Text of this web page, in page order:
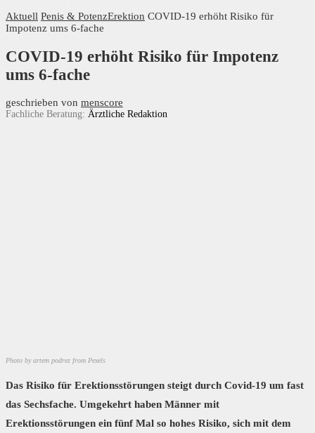
Aktuell Penis & PotenzErektion COVID-19 erhöht Risiko für
Impotenz ums 6-fache
COVID-19 erhöht Risiko für Impotenz
ums 6-fache
geschrieben von menscore
Fachliche Beratung: Ärztliche Redaktion
Photo by artem podrez from Pexels
Das Risiko für Erektionsstörungen steigt durch Covid-19 um fast
das Sechsfache. Umgekehrt haben Männer mit
Erektionsstörungen ein fünf Mal so hohes Risiko, sich mit dem